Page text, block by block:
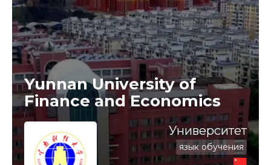
Yunnan University of
Finance and Economics
Университет
язык обучения